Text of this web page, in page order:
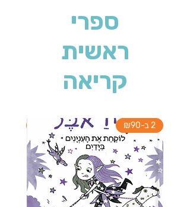
ספרי
ראשית
קריאה
2 ב-₪90